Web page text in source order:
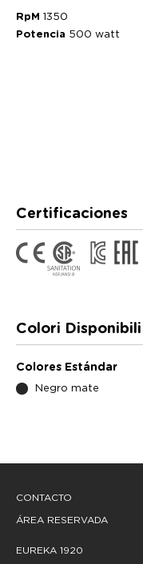
RpM 1350
Potencia 500 watt
Certificaciones
Colori Disponibili
Colores Estándar
Negro mate
CONTACTO
ÁREA RESERVADA
EUREKA 1920